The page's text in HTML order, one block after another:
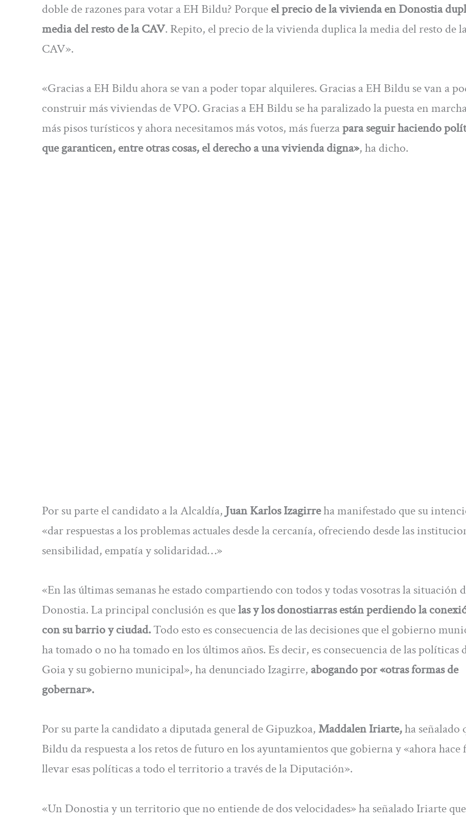
doble de razones para votar a EH Bildu? Porqueel precio de la vivienda en Donostia
media del resto de la CAV. Repito, el precio de la vivienda duplica la media del resto de
CAV».
«Gracias a EH Bildu ahora se van a poder topar alquileres. Gracias a EH Bildu se van a
construir más viviendas de VPO. Gracias a EH Bildu se ha paralizado la puesta en
más pisos turísticos y ahora necesitamos más votos, más fuerzapara seguir haciendo
que garanticen, entre otras cosas, el derecho a una vivienda digna», ha dicho.
Por su parte el candidato a la Alcaldía, Juan Karlos Izagirreha manifestado que su
«dar respuestas a los problemas actuales desde la cercanía, ofreciendo desde las
sensibilidad, empatía y solidaridad…»
«En las últimas semanas he estado compartiendo con todos y todas vosotras la situación
Donostia. La principal conclusión es quelas y los donostiarras están perdiendo la
con su barrio y ciudad.Todo esto es consecuencia de las decisiones que el gobierno
ha tomado o no ha tomado en los últimos años. Es decir, es consecuencia de las políticas
Goia y su gobierno municipal», ha denunciado Izagirre, abogando por «otras formas de
gobernar».
Por su parte la candidato a diputada general de Gipuzkoa,Maddalen Iriarte,ha señalado
Bildu da respuesta a los retos de futuro en los ayuntamientos que gobierna y «ahora hace
llevar esas políticas a todo el territorio a través de la Diputación».
«Un Donostia y un territorio que no entiende de dos velocidades» ha señalado Iriarte